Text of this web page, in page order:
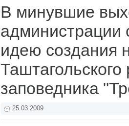
В минувшие
администрации
идею создания
заповедника
25.03.2009